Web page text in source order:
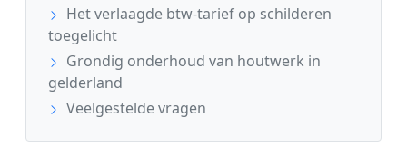
Het verlaagde btw-tarief op schilderen
toegelicht
Grondig onderhoud van houtwerk in
gelderland
Veelgestelde vragen